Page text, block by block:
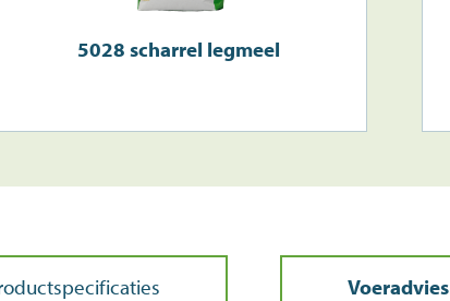
5028 scharrel legmeel
Voeradvies